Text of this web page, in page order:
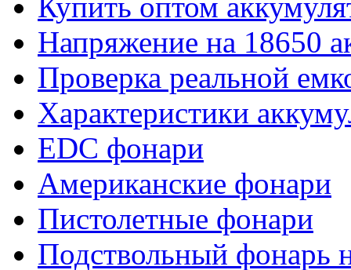
Напряжение на 18650
Проверка реальной
Характеристики
EDC фонари
Американские фонари
Пистолетные фонари
Подствольный фонарь